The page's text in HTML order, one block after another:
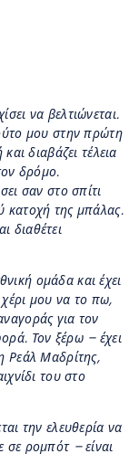
να βελτιώνεται.
μου στην πρώτη
διαβάζει τέλεια
δρόμο.
σαν στο σπίτι
κατοχή της μπάλας.
διαθέτει
ομάδα και έχει
μου να το πω,
για τον
Τον ξέρω – έχει
Ρεάλ Μαδρίτης,
του στο
την ελευθερία να
σε ρομπότ – είναι